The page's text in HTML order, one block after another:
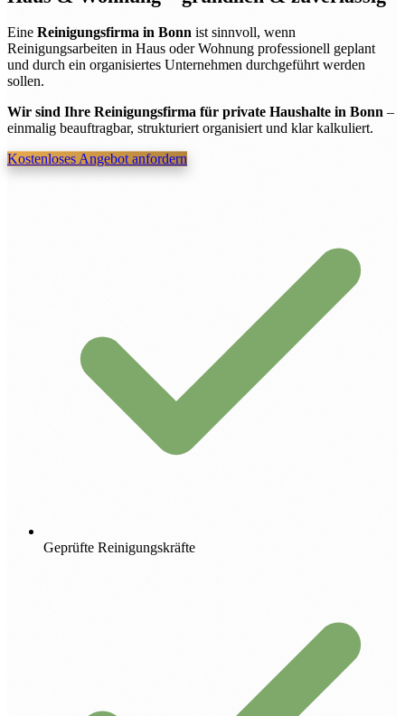
Eine Reinigungsfirma in Bonn ist sinnvoll, wenn
Reinigungsarbeiten in Haus oder Wohnung professionell geplant
und durch ein organisiertes Unternehmen durchgeführt werden
sollen.
Wir sind Ihre Reinigungsfirma für private Haushalte in Bonn –
einmalig beauftragbar, strukturiert organisiert und klar kalkuliert.
Kostenloses Angebot anfordern
Geprüfte Reinigungskräfte